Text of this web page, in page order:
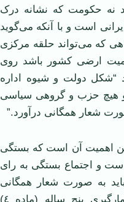
نه حکومت که نشانه درک
است و با آنکه می‌گوید
که می‌تواند حلقه مرکزی
ارضی کشور باشد روی
“شکل دولت و شیوه اداره
و هیچ حزب و گروهی سیاسی
شعار همگانی درآورد.”
اهمیت آن است که بستگی
و اجتماع بستگی به رای
به صورت شعار همگانی
درآورد. چگونه است که درباره مثلا آمارگیری پنج ساله (ماده ٤)